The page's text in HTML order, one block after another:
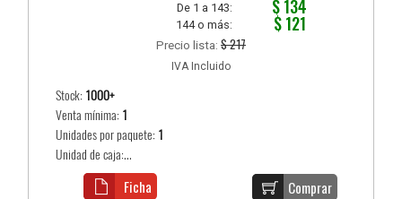
De 1 a 143: $ 134
144 o más: $ 121
Precio lista: $ 217
IVA Incluido
Stock: 1000+
Venta mínima: 1
Unidades por paquete: 1
Unidad de caja:...
Comprar
Ficha